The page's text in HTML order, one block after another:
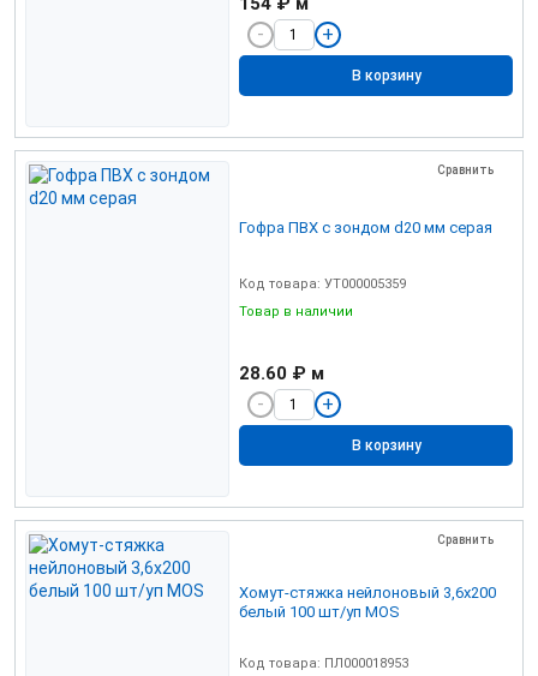
В корзину
Сравнить
Гофра ПВХ с зондом d20 мм серая
Код товара: УТ000005359
Товар в наличии
28.60 ₽ м
В корзину
Сравнить
Хомут-стяжка нейлоновый 3,6х200
белый 100 шт/уп MOS
Код товара: ПЛ000018953